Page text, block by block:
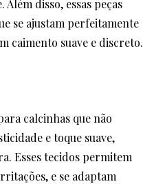
disso, essas peças
se ajustam perfeitamente
caimento suave e discreto.
calcinhas que não
e toque suave,
Esses tecidos permitem
e se adaptam